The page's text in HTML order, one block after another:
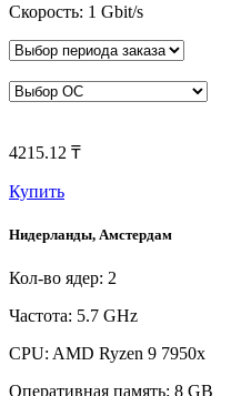
Скорость: 1 Gbit/s
4215.12 ₸
Купить
Нидерланды, Амстердам
Кол-во ядер: 2
Частота: 5.7 GHz
CPU: AMD Ryzen 9 7950x
Оперативная память: 8 GB